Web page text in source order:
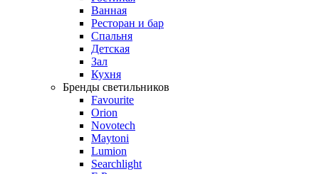
Ванная
Ресторан и бар
Спальня
Детская
Зал
Кухня
Бренды светильников
Favourite
Orion
Novotech
Maytoni
Lumion
Searchlight